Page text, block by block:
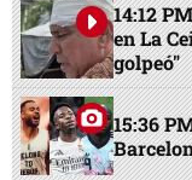
14:12
en La
golpeó"
15:36